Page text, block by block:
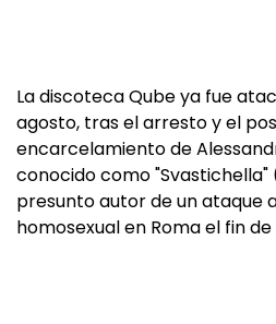
La discoteca Qube ya fue
agosto, tras el arresto y el
encarcelamiento de
conocido como "Svastichella"
presunto autor de un ataque
homosexual en Roma el fin